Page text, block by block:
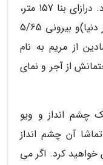
قرن طول کشید تا ساختمان کامل گردد. درازای بنا 157 متر،
پهنا 92 متر، بلندای درونی 45 (سوم در دنیا)و بیرونی 5/65
از مریم به نام
است. ساختمانش از آجر و نمای
چشم انداز و ویو
آن چشم انداز
کرد. اگر می